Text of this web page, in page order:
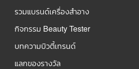
รวมแบรนด์เครื่องสำอาง
กิจกรรม Beauty Tester
บทความบิวตี้เทรนด์
แลกของรางวัล